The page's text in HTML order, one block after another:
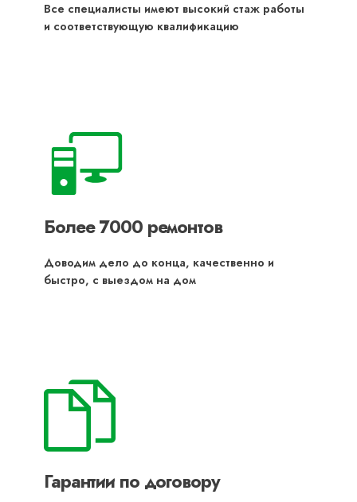
Все специалисты имеют высокий стаж работы
и соответствующую квалификацию
Более 7000 ремонтов
Доводим дело до конца, качественно и
быстро, с выездом на дом
Гарантии по договору